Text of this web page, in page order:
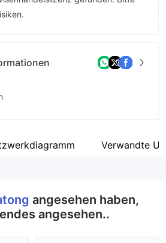
Verwandte
angesehen haben,
angesehen..